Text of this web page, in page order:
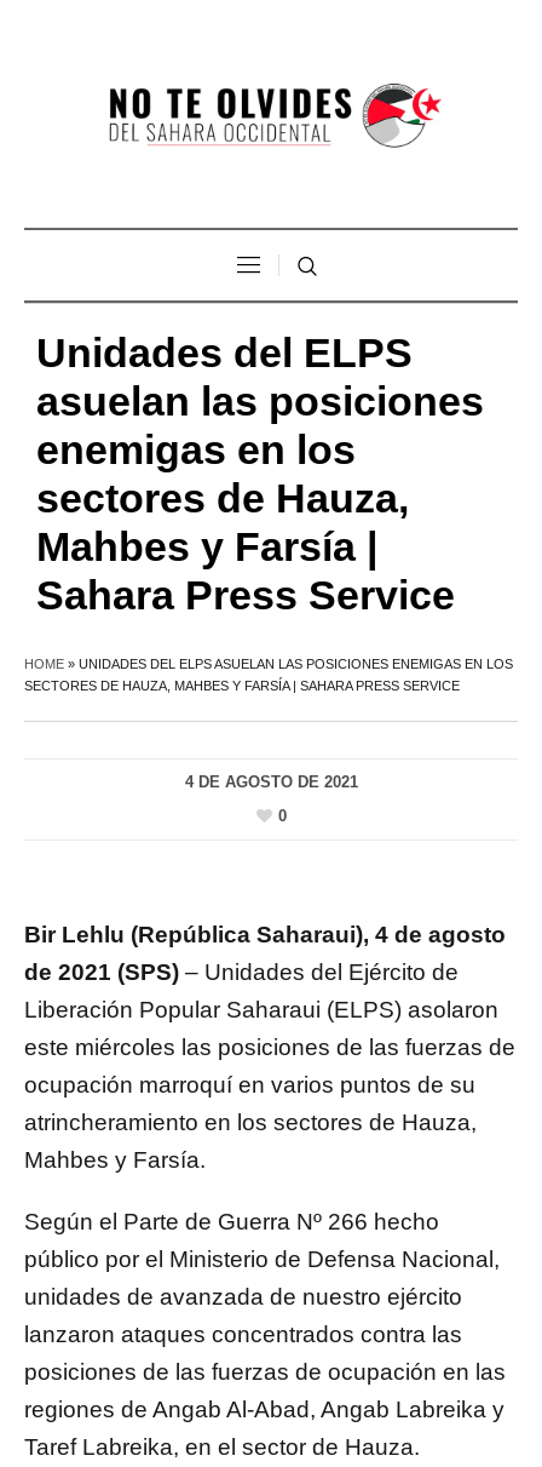
Unidades del ELPS
asuelan las posiciones
enemigas en los
sectores de Hauza,
Mahbes y Farsía |
Sahara Press Service
HOME » UNIDADES DEL ELPS ASUELAN LAS POSICIONES ENEMIGAS EN LOS
SECTORES DE HAUZA, MAHBES Y FARSÍA | SAHARA PRESS SERVICE
4 DE AGOSTO DE 2021
0
Bir Lehlu (República Saharaui), 4 de agosto
de 2021 (SPS) – Unidades del Ejército de
Liberación Popular Saharaui (ELPS) asolaron
este miércoles las posiciones de las fuerzas de
ocupación marroquí en varios puntos de su
atrincheramiento en los sectores de Hauza,
Mahbes y Farsía.
Según el Parte de Guerra Nº 266 hecho
público por el Ministerio de Defensa Nacional,
unidades de avanzada de nuestro ejército
lanzaron ataques concentrados contra las
posiciones de las fuerzas de ocupación en las
regiones de Angab Al-Abad, Angab Labreika y
Taref Labreika, en el sector de Hauza.